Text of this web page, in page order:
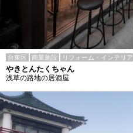
台東区 商業施設 リフォーム・インテリア
やきとんたくちゃん
浅草の路地の居酒屋